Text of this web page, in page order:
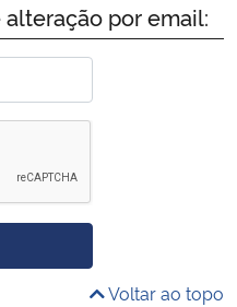
por email:
Voltar ao topo